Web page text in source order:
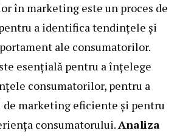
în marketing este un proces de
a identifica tendințele și
ale consumatorilor.
esențială pentru a înțelege
consumatorilor, pentru a
marketing eficiente și pentru
consumatorului.Analiza